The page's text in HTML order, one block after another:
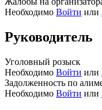
Необходимо Войти или
Руководитель
Уголовный розыск
Необходимо Войти или
Задолженность по
Необходимо Войти или